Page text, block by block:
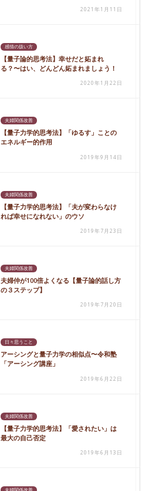
2021年1月11日
感情の扱い方
【量子論的思考法】幸せだと妬まれ
る？〜はい、どんどん妬まれましょう！
2020年1月22日
夫婦関係改善
【量子力学的思考法】「ゆるす」ことの
エネルギー的作用
2019年9月14日
夫婦関係改善
【量子力学的思考法】「夫が変わらなけ
れば幸せになれない」のウソ
2019年7月23日
夫婦関係改善
夫婦仲が100倍よくなる【量子論的話し方
の３ステップ】
2019年7月20日
日々思うこと
アーシングと量子力学の相似点〜令和塾
「アーシング講座」
2019年6月22日
夫婦関係改善
【量子力学的思考法】「愛されたい」は
最大の自己否定
2019年6月13日
夫婦関係改善